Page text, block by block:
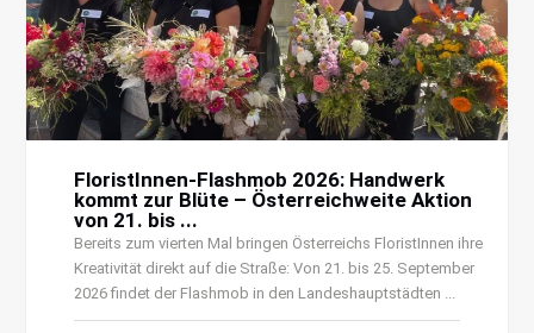
FloristInnen-Flashmob 2026: Handwerk
kommt zur Blüte – Österreichweite Aktion
von 21. bis ...
Bereits zum vierten Mal bringen Österreichs FloristInnen ihre
Kreativität direkt auf die Straße: Von 21. bis 25. September
2026 findet der Flashmob in den Landeshauptstädten ...